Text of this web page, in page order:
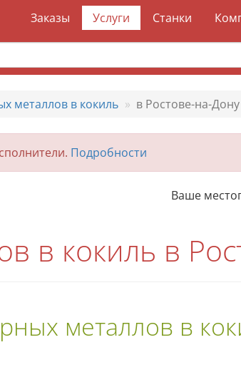
Заказы Услуги Станки
металлов в кокиль в Ростове-на-Дону
Подробности
Ваше
в кокиль в
металлов в